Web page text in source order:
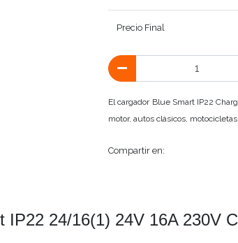
Precio Final
El cargador Blue Smart IP22
motor, autos clásicos,
Compartir en:
24/16(1) 24V 16A 230V